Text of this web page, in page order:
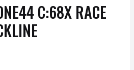
C:68X RACE